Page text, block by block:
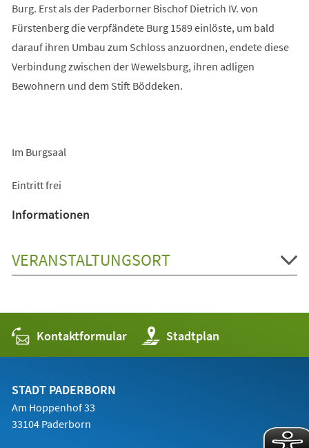
Burg. Erst als der Paderborner Bischof Dietrich IV. von
Fürstenberg die verpfändete Burg 1589 einlöste, um bald
darauf ihren Umbau zum Schloss anzuordnen, endete diese
Verbindung zwischen der Wewelsburg, ihren adligen
Bewohnern und dem Stift Böddeken.
Im Burgsaal
Eintritt frei
Informationen
VERANSTALTUNGSORT
Kontaktformular Stadtplan
(Öffnet
in
einem
STADT PADERBORN
Am Hoppenhof 33
33104 Paderborn